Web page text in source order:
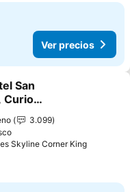
Ver precios
a favoritos
San
Curio
Hilton
3.099
Skyline Corner KingVer